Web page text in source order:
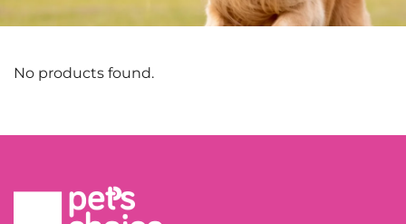
No products found.